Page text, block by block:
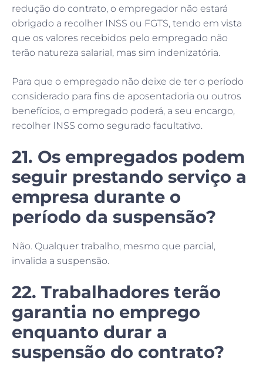
redução do contrato, o empregador não estará
obrigado a recolher INSS ou FGTS, tendo em vista
que os valores recebidos pelo empregado não
terão natureza salarial, mas sim indenizatória.
Para que o empregado não deixe de ter o período
considerado para fins de aposentadoria ou outros
benefícios, o empregado poderá, a seu encargo,
recolher INSS como segurado facultativo.
21. Os empregados podem
seguir prestando serviço a
empresa durante o
período da suspensão?
Não. Qualquer trabalho, mesmo que parcial,
invalida a suspensão.
22. Trabalhadores terão
garantia no emprego
enquanto durar a
suspensão do contrato?